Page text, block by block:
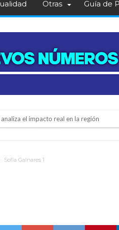
Otras Guía de
el impacto real en la región
de cinco nuevas cuadras
Sofia Galnares 1